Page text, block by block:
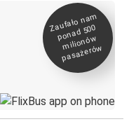
Zaufało na
m
ponad 500
milionó
w
pasażeró
w